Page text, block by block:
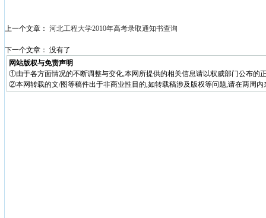
上一个文章： 河北工程大学2010年高考录取通知书查询
下一个文章： 没有了
网站版权与免责声明
①由于各方面情况的不断调整与变化,本网所提供的相关信息请以权威部门公布的
②本网转载的文/图等稿件出于非商业性目的,如转载稿涉及版权等问题,请在两周内